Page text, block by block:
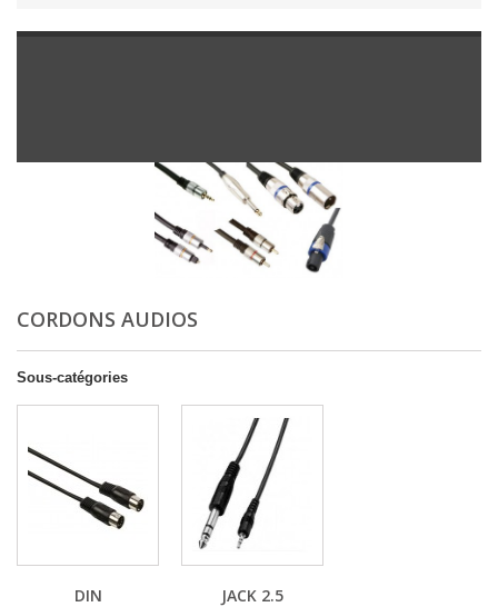
CORDONS AUDIOS
Sous-catégories
DIN JACK 2.5